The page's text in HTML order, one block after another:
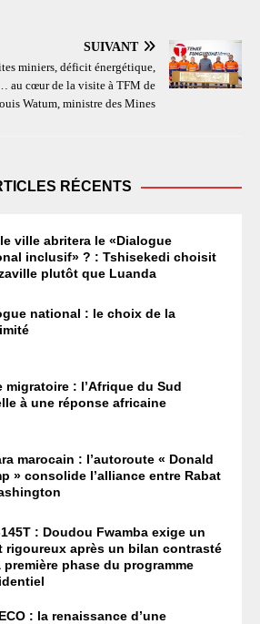
SUIVANT
miniers, déficit énergétique,
au cœur de la visite à TFM de
Watum, ministre des Mines
RÉCENTS
ville abritera le «Dialogue
inclusif» ? : Tshisekedi choisit
plutôt que Luanda
national : le choix de la
migratoire : l’Afrique du Sud
à une réponse africaine
marocain : l’autoroute « Donald
» consolide l’alliance entre Rabat
145T : Doudou Fwamba exige un
rigoureux après un bilan contrasté
première phase du programme
: la renaissance d’une